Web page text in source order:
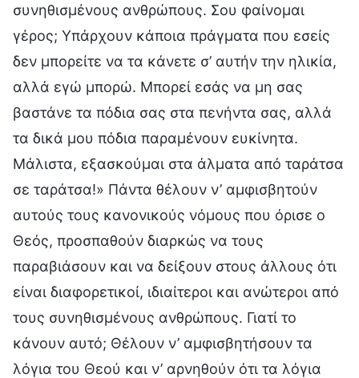
συνηθισμένους ανθρώπους. Σου φαίνομαι
γέρος; Υπάρχουν κάποια πράγματα που εσείς
δεν μπορείτε να τα κάνετε σ’ αυτήν την ηλικία,
αλλά εγώ μπορώ. Μπορεί εσάς να μη σας
βαστάνε τα πόδια σας στα πενήντα σας, αλλά
τα δικά μου πόδια παραμένουν ευκίνητα.
Μάλιστα, εξασκούμαι στα άλματα από ταράτσα
σε ταράτσα!» Πάντα θέλουν ν’ αμφισβητούν
αυτούς τους κανονικούς νόμους που όρισε ο
Θεός, προσπαθούν διαρκώς να τους
παραβιάσουν και να δείξουν στους άλλους ότι
είναι διαφορετικοί, ιδιαίτεροι και ανώτεροι από
τους συνηθισμένους ανθρώπους. Γιατί το
κάνουν αυτό; Θέλουν ν’ αμφισβητήσουν τα
λόγια του Θεού και ν’ αρνηθούν ότι τα λόγια